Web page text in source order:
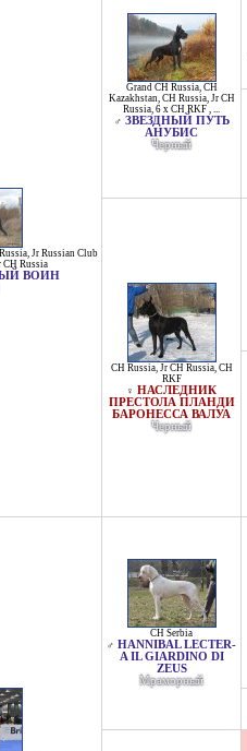
, Jr Russian Club
CH Russia
ВОИН
Grand CH Russia, CH
Kazakhstan, CH Russia, Jr CH
Russia, 6 x CH RKF , ...
♂ ЗВЕЗДНЫЙ ПУТЬ
АНУБИС
Черный
CH Russia, Jr CH Russia, CH
RKF
♀ НАСЛЕДНИК
ПРЕСТОЛА ПЛАНДИ
БАРОНЕССА ВАЛУА
Черный
CH Serbia
♂ HANNIBAL LECTER-
A IL GIARDINO DI
ZEUS
Мраморный